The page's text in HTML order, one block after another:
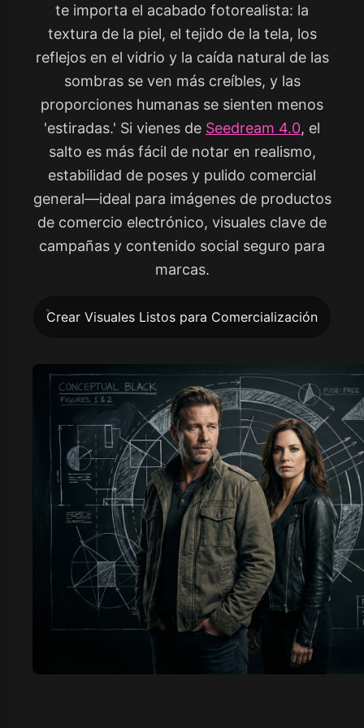
te importa el acabado fotorealista: la
textura de la piel, el tejido de la tela, los
reflejos en el vidrio y la caída natural de las
sombras se ven más creíbles, y las
proporciones humanas se sienten menos
'estiradas.' Si vienes de Seedream 4.0, el
salto es más fácil de notar en realismo,
estabilidad de poses y pulido comercial
general—ideal para imágenes de productos
de comercio electrónico, visuales clave de
campañas y contenido social seguro para
marcas.
Crear Visuales Listos para Comercialización